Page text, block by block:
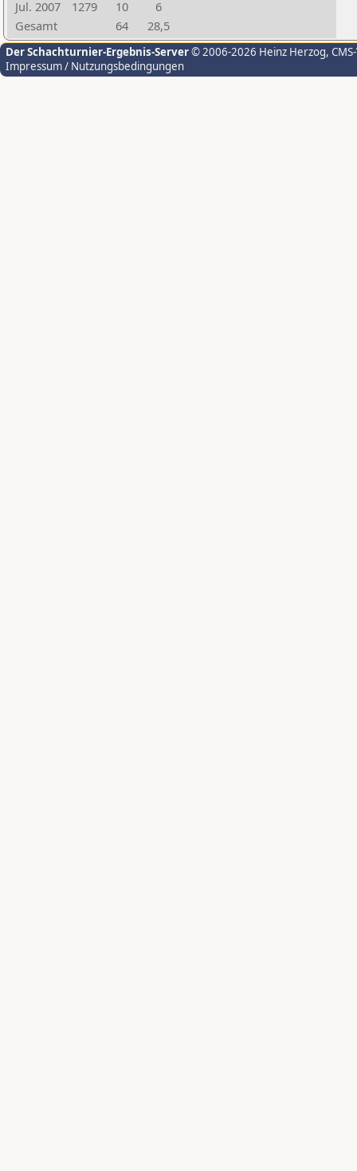
Jul. 2007 1279 10
6
Gesamt
64 28,5
Der Schachturnier-Ergebnis-Server© 2006-2026 Heinz Herzog,
Impressum / Nutzungsbedingungen